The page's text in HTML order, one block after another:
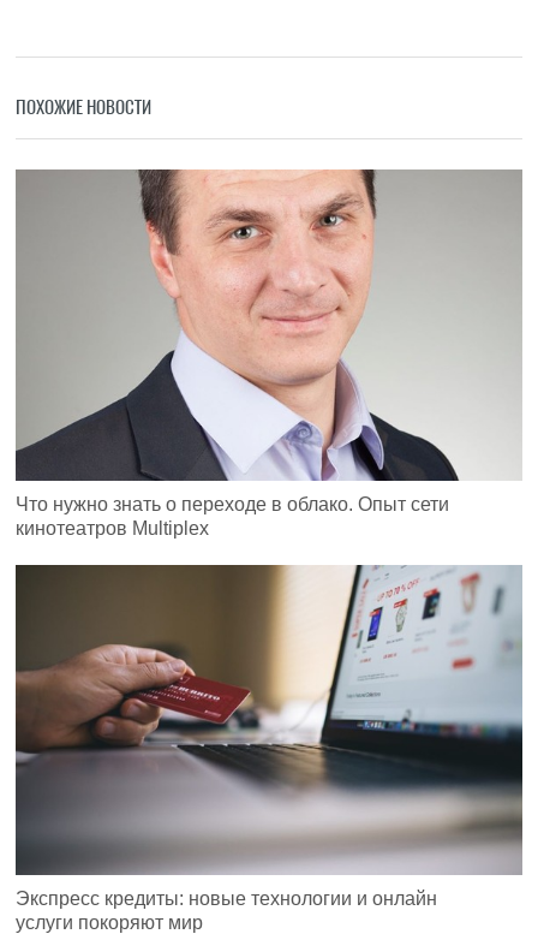
ПОХОЖИЕ НОВОСТИ
Что нужно знать о переходе в облако. Опыт сети
кинотеатров Multiplex
Экспресс кредиты: новые технологии и онлайн
услуги покоряют мир